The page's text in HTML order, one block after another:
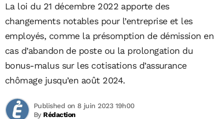
La loi du 21 décembre 2022 apporte des
changements notables pour l’entreprise et les
employés, comme la présomption de démission en
cas d’abandon de poste ou la prolongation du
bonus-malus sur les cotisations d’assurance
chômage jusqu’en août 2024.
By Rédaction
Published on 8 juin 2023 19h00